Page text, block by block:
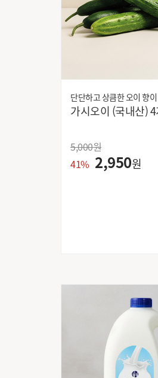
단단하고 상큼한 오이 향
가시오
5,000원
41% 2,950원